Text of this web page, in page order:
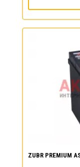
ZUBR PREMIUM